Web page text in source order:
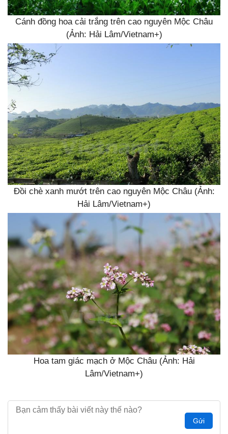
Cánh đồng hoa cải trắng trên cao nguyên Mộc Châu
(Ảnh: Hải Lâm/Vietnam+)
Đồi chè xanh mướt trên cao nguyên Mộc Châu (Ảnh:
Hải Lâm/Vietnam+)
Hoa tam giác mạch ở Mộc Châu (Ảnh: Hải
Lâm/Vietnam+)
Gửi